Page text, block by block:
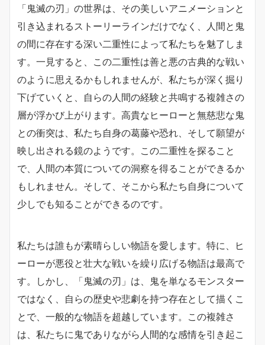
「鬼滅の刃」の世界は、その美しいアニメーションと
引き込まれるストーリーラインだけでなく、人間と鬼
の間に存在する深い二重性によって私たちを魅了しま
す。一見すると、この二重性は善と悪の古典的な戦い
のように思えるかもしれませんが、私たちが深く掘り
下げていくと、自らの人間の経験と共鳴する複雑さの
層が浮かび上がります。高貴なヒーローと無慈悲な鬼
との衝突は、私たち自身の葛藤や恐れ、そして願望が
映し出される鏡のようです。この二重性を探ること
で、人間の本質についての洞察を得ることができるか
もしれません。そして、そこから私たち自身について
少しでも知ることができるのです。
私たちは誰もが素晴らしい物語を愛します。特に、ヒ
ーローが悪役と壮大な戦いを繰り広げる物語は最高で
す。しかし、「鬼滅の刃」は、鬼を単なるモンスター
ではなく、自らの歴史や悲劇を持つ存在として描くこ
とで、一般的な物語を超越しています。この複雑さ
は、私たちに鬼でありながら人間的な感情を引き起こ